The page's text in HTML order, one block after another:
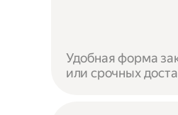
Удобная форма
или срочных